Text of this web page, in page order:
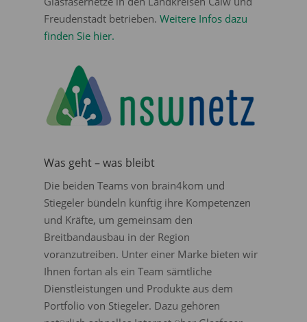
Freudenstadt betrieben.Weitere Infos dazu
finden Sie hier.
Was geht – was bleibt
Die beiden Teams von brain4kom und
Stiegeler bündeln künftig ihre Kompetenzen
und Kräfte, um gemeinsam den
Breitbandausbau in der Region
voranzutreiben. Unter einer Marke bieten wir
Ihnen fortan als ein Team sämtliche
Dienstleistungen und Produkte aus dem
Portfolio von Stiegeler. Dazu gehören